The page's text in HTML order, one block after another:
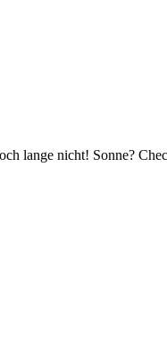
lange nicht! Sonne?